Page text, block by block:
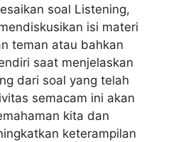
soal Listening,
isi materi
teman atau bahkan
saat menjelaskan
dari soal yang telah
semacam ini akan
kita dan
keterampilan